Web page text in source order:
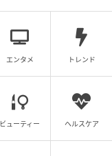
エンタメ トレンド
ビューティー ヘルスケア